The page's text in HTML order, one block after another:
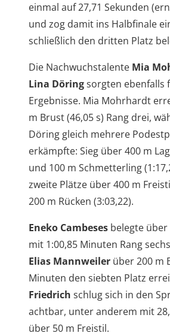
einmal auf 27,71 Sekunden
und zog damit ins Halbfinale
schließlich den dritten Platz
Die Nachwuchstalente Mia
Lina Döringsorgten ebenfalls
Ergebnisse. Mia Mohrhardt
m Brust (46,05 s) Rang drei,
Döring gleich mehrere
erkämpfte: Sieg über 400 m
und 100 m Schmetterling
zweite Plätze über 400 m
200 m Rücken (3:03,22).
Eneko Cambeses belegte über
mit 1:00,85 Minuten Rang
Elias Mannweiler über 200 m
Minuten den siebten Platz
Friedrich schlug sich in den
achtbar, unter anderem mit
über 50 m Freistil.